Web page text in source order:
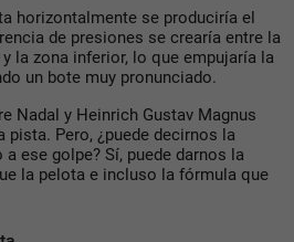
horizontalmente se produciría el
de presiones se crearía entre la
la zona inferior, lo que empujaría la
un bote muy pronunciado.
Nadal y Heinrich Gustav Magnus
Pero, ¿puede decirnos la
ese golpe? Sí, puede darnos la
la pelota e incluso la fórmula que